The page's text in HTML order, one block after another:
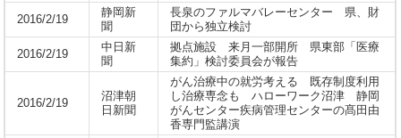
2016/2/19
静岡新
聞
長泉のファルマバレーセンター 県、財
団から独立検討
2016/2/19
中日新
聞
拠点施設 来月一部開所 県東部「医療
集約」検討委員会が報告
2016/2/19
沼津朝
日新聞
がん治療中の就労考える 既存制度利用
し治療専念も ハローワーク沼津 静岡
がんセンター疾病管理センターの髙田由
香専門監講演